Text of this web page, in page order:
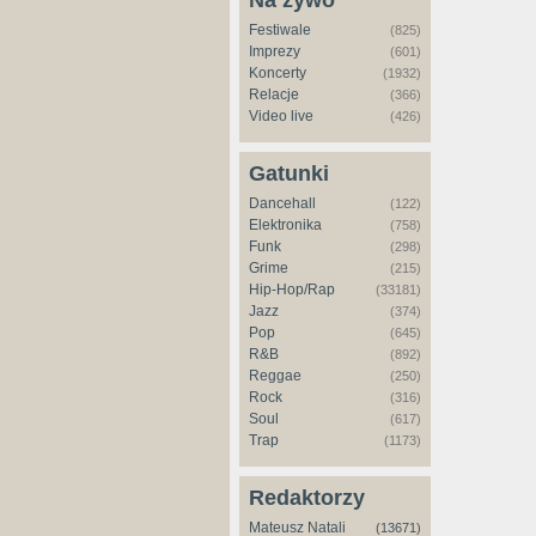
Festiwale (825)
Imprezy (601)
Koncerty (1932)
Relacje (366)
Video live (426)
Gatunki
Dancehall (122)
Elektronika (758)
Funk (298)
Grime (215)
Hip-Hop/Rap (33181)
Jazz (374)
Pop (645)
R&B (892)
Reggae (250)
Rock (316)
Soul (617)
Trap (1173)
Redaktorzy
Mateusz Natali (13671)